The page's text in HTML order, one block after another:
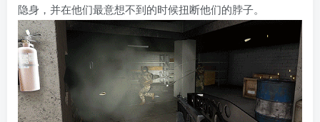
隐身，并在他们最意想不到的时候扭断他们的脖子。